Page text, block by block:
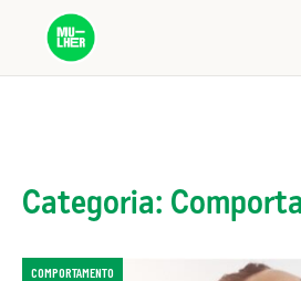
Categoria:
COMPORTAMENTO